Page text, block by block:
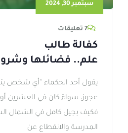
سبتمبر 30, 2024
7 تعليقات
كفالة طالب
علم.. فضائلها
يقول أحد الحكماء “أي شخص
عجوز، سواءً كان في العشرين أو
فكيف بجيل كامل في الشمال
المدرسة والانقطاع عن